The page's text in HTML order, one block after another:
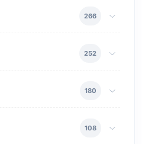
266
252
180
108